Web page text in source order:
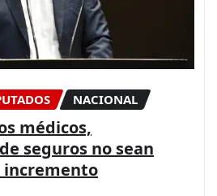
NACIONAL
médicos,
seguros no sean
incremento